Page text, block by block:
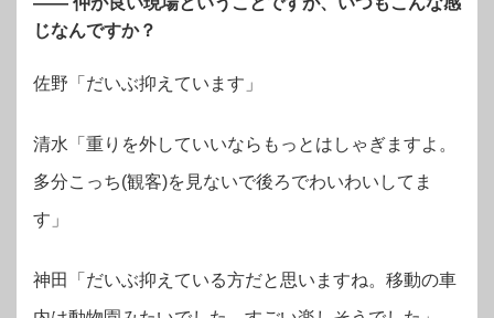
じなんですか？
佐野「だいぶ抑えています」
清水「重りを外していいならもっとはしゃぎますよ。
多分こっち(観客)を見ないで後ろでわいわいしてま
す」
神田「だいぶ抑えている方だと思いますね。移動の車